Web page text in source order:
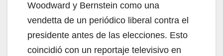
Woodward y Bernstein como una
vendetta de un periódico liberal contra el
presidente antes de las elecciones. Esto
coincidió con un reportaje televisivo en